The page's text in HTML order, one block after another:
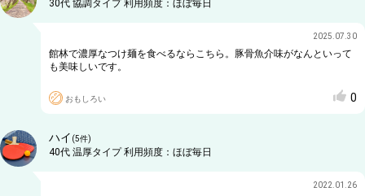
30代 協調タイプ利用頻度： ほぼ毎日
2025.07.30
館林で濃厚なつけ麺を食べるならこちら。豚骨魚介味がなんといって
も美味しいです。
おもしろい 0
ハイ (5件)
40代 温厚タイプ利用頻度： ほぼ毎日
2022.01.26